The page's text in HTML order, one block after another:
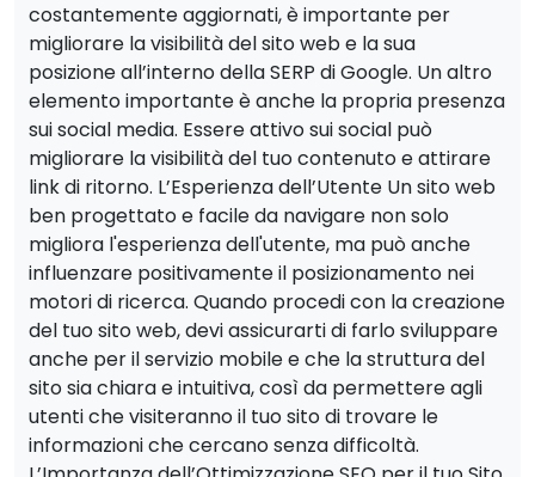
costantemente aggiornati, è importante per
migliorare la visibilità del sito web e la sua
posizione all’interno della SERP di Google. Un altro
elemento importante è anche la propria presenza
sui social media. Essere attivo sui social può
migliorare la visibilità del tuo contenuto e attirare
link di ritorno. L’Esperienza dell’Utente Un sito web
ben progettato e facile da navigare non solo
migliora l'esperienza dell'utente, ma può anche
influenzare positivamente il posizionamento nei
motori di ricerca. Quando procedi con la creazione
del tuo sito web, devi assicurarti di farlo sviluppare
anche per il servizio mobile e che la struttura del
sito sia chiara e intuitiva, così da permettere agli
utenti che visiteranno il tuo sito di trovare le
informazioni che cercano senza difficoltà.